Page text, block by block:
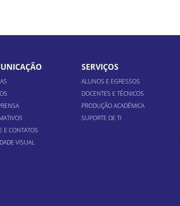
E CONTATOS
VISUAL
SERVIÇOS
ALUNOS E EGRESSOS
DOCENTES E TÉCNICOS
PRODUÇÃO ACADÊMICA
SUPORTE DE TI